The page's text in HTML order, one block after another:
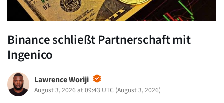
Binance schließt Partnerschaft mit
Ingenico
Lawrence Woriji
August 3, 2026 at 09:43 UTC (August 3, 2026)